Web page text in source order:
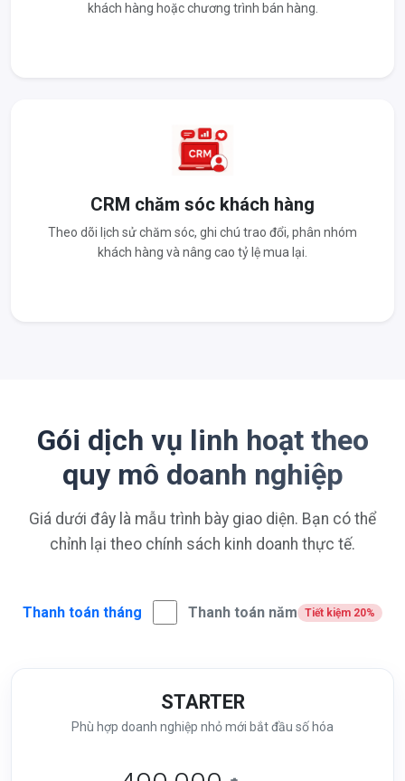
khách hàng hoặc chương trình bán hàng.
CRM chăm sóc khách hàng
Theo dõi lịch sử chăm sóc, ghi chú trao đổi, phân nhóm
khách hàng và nâng cao tỷ lệ mua lại.
Gói dịch vụ linh hoạt theo
quy mô doanh nghiệp
Giá dưới đây là mẫu trình bày giao diện. Bạn có thể
chỉnh lại theo chính sách kinh doanh thực tế.
Thanh toán tháng Thanh toán năm Tiết kiệm 20%
STARTER
Phù hợp doanh nghiệp nhỏ mới bắt đầu số hóa